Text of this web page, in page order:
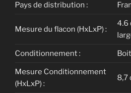
Pays de distribution :
Mesure du flacon (HxLxP) :
4.6
Conditionnement :
Mesure Conditionnement
(HxLxP) :
8,7